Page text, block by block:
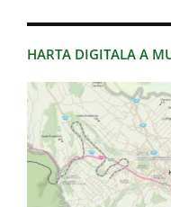
HARTA DIGITALA A